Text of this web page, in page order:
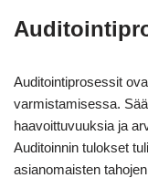
Auditointiprosessit
varmistamisessa.
haavoittuvuuksia ja
Auditoinnin tulokset
asianomaisten